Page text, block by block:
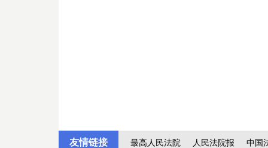
友情链接 最高人民法院 人民法院报 中国